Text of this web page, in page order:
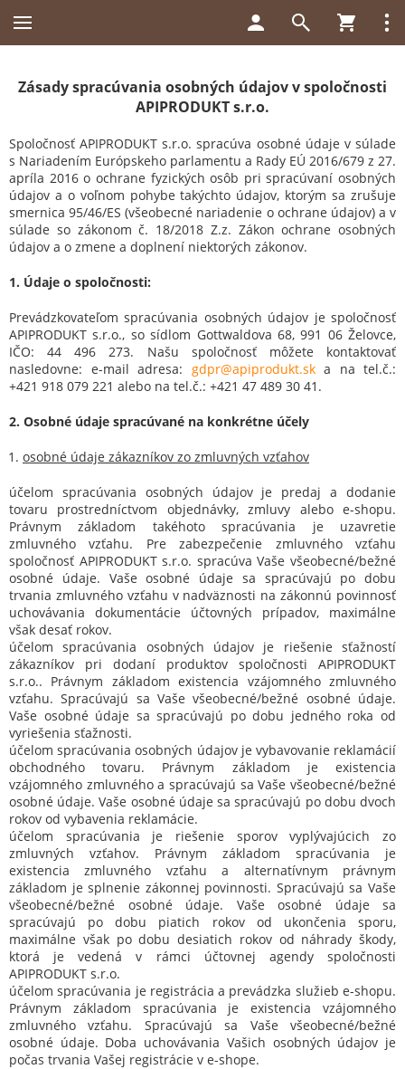
Zásady spracúvania osobných údajov v spoločnosti
APIPRODUKT s.r.o.
Spoločnosť APIPRODUKT s.r.o. spracúva osobné údaje v súlade
s Nariadením Európskeho parlamentu a Rady EÚ 2016/679 z 27.
apríla 2016 o ochrane fyzických osôb pri spracúvaní osobných
údajov a o voľnom pohybe takýchto údajov, ktorým sa zrušuje
smernica 95/46/ES (všeobecné nariadenie o ochrane údajov) a v
súlade so zákonom č. 18/2018 Z.z. Zákon ochrane osobných
údajov a o zmene a doplnení niektorých zákonov.
1. Údaje o spoločnosti:
Prevádzkovateľom spracúvania osobných údajov je spoločnosť
APIPRODUKT s.r.o., so sídlom Gottwaldova 68, 991 06 Želovce,
IČO: 44 496 273. Našu spoločnosť môžete kontaktovať
nasledovne: e-mail adresa: gdpr@apiprodukt.ska na tel.č.:
+421 918 079 221 alebo na tel.č.: +421 47 489 30 41.
2. Osobné údaje spracúvané na konkrétne účely
osobné údaje zákazníkov zo zmluvných vzťahov
účelom spracúvania osobných údajov je predaj a dodanie
tovaru prostredníctvom objednávky, zmluvy alebo e-shopu.
Právnym základom takéhoto spracúvania je uzavretie
zmluvného vzťahu. Pre zabezpečenie zmluvného vzťahu
spoločnosť APIPRODUKT s.r.o. spracúva Vaše všeobecné/bežné
osobné údaje. Vaše osobné údaje sa spracúvajú po dobu
trvania zmluvného vzťahu v nadväznosti na zákonnú povinnosť
uchovávania dokumentácie účtovných prípadov, maximálne
však desať rokov.
účelom spracúvania osobných údajov je riešenie sťažností
zákazníkov pri dodaní produktov spoločnosti APIPRODUKT
s.r.o.. Právnym základom existencia vzájomného zmluvného
vzťahu. Spracúvajú sa Vaše všeobecné/bežné osobné údaje.
Vaše osobné údaje sa spracúvajú po dobu jedného roka od
vyriešenia sťažnosti.
účelom spracúvania osobných údajov je vybavovanie reklamácií
obchodného tovaru. Právnym základom je existencia
vzájomného zmluvného a spracúvajú sa Vaše všeobecné/bežné
osobné údaje. Vaše osobné údaje sa spracúvajú po dobu dvoch
rokov od vybavenia reklamácie.
účelom spracúvania je riešenie sporov vyplývajúcich zo
zmluvných vzťahov. Právnym základom spracúvania je
existencia zmluvného vzťahu a alternatívnym právnym
základom je splnenie zákonnej povinnosti. Spracúvajú sa Vaše
všeobecné/bežné osobné údaje. Vaše osobné údaje sa
spracúvajú po dobu piatich rokov od ukončenia sporu,
maximálne však po dobu desiatich rokov od náhrady škody,
ktorá je vedená v rámci účtovnej agendy spoločnosti
APIPRODUKT s.r.o.
účelom spracúvania je registrácia a prevádzka služieb e-shopu.
Právnym základom spracúvania je existencia vzájomného
zmluvného vzťahu. Spracúvajú sa Vaše všeobecné/bežné
osobné údaje. Doba uchovávania Vašich osobných údajov je
počas trvania Vašej registrácie v e-shope.